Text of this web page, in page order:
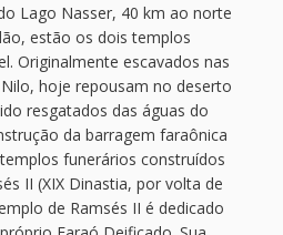
Lago Nasser, 40 km ao norte
estão os dois templos
Originalmente escavados nas
hoje repousam no deserto
resgatados das águas do
da barragem faraônica
funerários construídos
II (XIX Dinastia, por volta de
de Ramsés II é dedicado